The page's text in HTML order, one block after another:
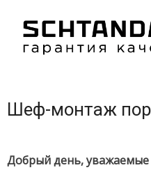
основному
Шеф-монтаж
Добрый день,